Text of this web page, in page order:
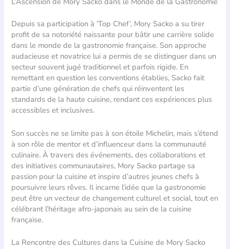
Depuis sa participation à ‘Top Chef’, Mory Sacko a su tirer
profit de sa notoriété naissante pour bâtir une carrière solide
dans le monde de la gastronomie française. Son approche
audacieuse et novatrice lui a permis de se distinguer dans un
secteur souvent jugé traditionnel et parfois rigide. En
remettant en question les conventions établies, Sacko fait
partie d’une génération de chefs qui réinventent les
standards de la haute cuisine, rendant ces expériences plus
accessibles et inclusives.
Son succès ne se limite pas à son étoile Michelin, mais s’étend
à son rôle de mentor et d’influenceur dans la communauté
culinaire. À travers des événements, des collaborations et
des initiatives communautaires, Mory Sacko partage sa
passion pour la cuisine et inspire d’autres jeunes chefs à
poursuivre leurs rêves. Il incarne l’idée que la gastronomie
peut être un vecteur de changement culturel et social, tout en
célébrant l’héritage afro-japonais au sein de la cuisine
française.
La Rencontre des Cultures dans la Cuisine de Mory Sacko